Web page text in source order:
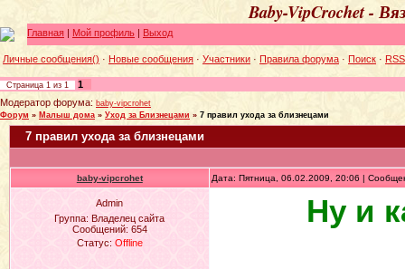
Baby-VipCrochet -
Главная | Мой профиль | Выход
Личные сообщения() · Новые сообщения · Участники · Правила форума · Поиск · RSS
Страница 1 из 1
1
Модератор форума: baby-vipcrohet
Форум » Малыш дома » Уход за Близнецами » 7 правил ухода за близнецами
7 правил ухода за близнецами
baby-vipcrohet Дата: Пятница, 06.02.2009, 20:06 |
Admin
Группа: Владелец сайта
Сообщений: 654
Статус: Offline
Ну и